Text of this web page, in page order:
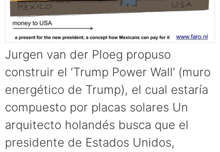
Jurgen van der Ploeg propuso
construir el ‘Trump Power Wall’ (muro
energético de Trump), el cual estaría
compuesto por placas solares Un
arquitecto holandés busca que el
presidente de Estados Unidos,